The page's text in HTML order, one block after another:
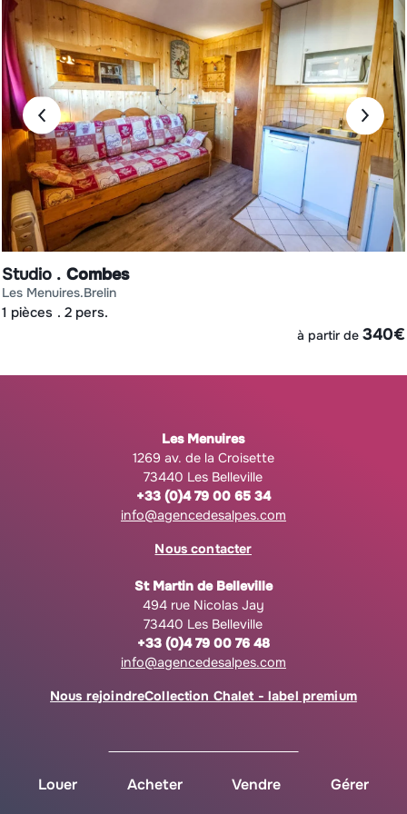
Studio Combes
les menuires brelin
1 pièces 2 pers.
à partir de 340€
Les Menuires
1269 av. de la Croisette
73440 Les Belleville
+33 (0)4 79 00 65 34
info@agencedesalpes.com
Nous contacter
St Martin de Belleville
494 rue Nicolas Jay
73440 Les Belleville
+33 (0)4 79 00 76 48
info@agencedesalpes.com
Nous rejoindreCollection Chalet - label premium
Louer Acheter Vendre Gérer